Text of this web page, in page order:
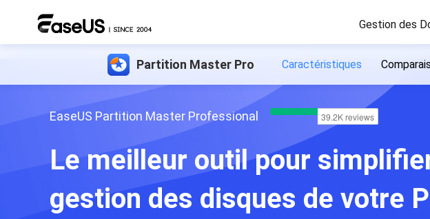
Gestion des
Partition Master Pro Caractéristiques
EaseUS Partition Master Professional
Le meilleur outil pour
gestion des disques de votre